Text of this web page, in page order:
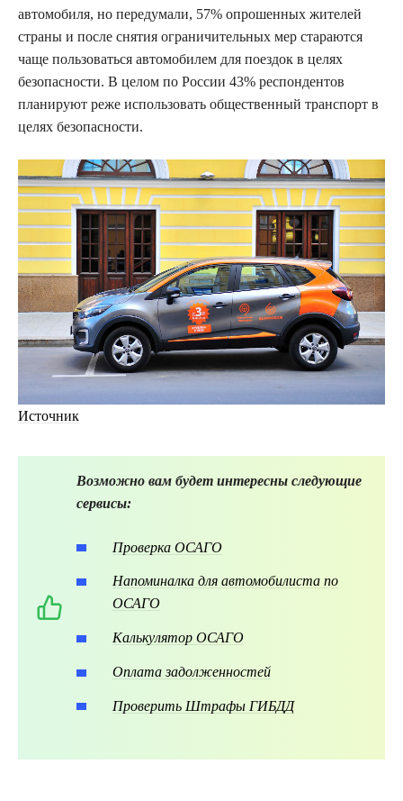
автомобиля, но передумали, 57% опрошенных жителей
страны и после снятия ограничительных мер стараются
чаще пользоваться автомобилем для поездок в целях
безопасности. В целом по России 43% респондентов
планируют реже использовать общественный транспорт в
целях безопасности.
Источник
Возможно вам будет интересны следующие
сервисы:
Проверка ОСАГО
Напоминалка для автомобилиста по
ОСАГО
Калькулятор ОСАГО
Оплата задолженностей
Проверить Штрафы ГИБДД